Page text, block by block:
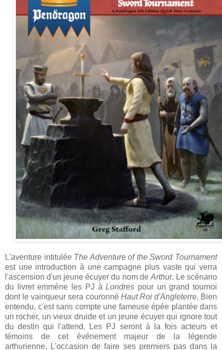
L'aventure intitulée The Adventure of the Sword Tournament
est une introduction à une campagne plus vaste qui verra
l'ascension d'un jeune écuyer du nom de Arthur. Le scénario
du livret emmène les PJ àLondres pour un grand tournoi
dont le vainqueur sera couronné Haut Roi d'Angleterre. Bien
entendu, c'est sans compte une fameuse épée plantée dans
un rocher, un vieux druide et un jeune écuyer qui ignore tout
du destin qui l'attend. Les PJ seront à la fois acteurs et
témoins de cet événement majeur de la légende
arthurienne. L'occasion de faire ses premiers pas dans la